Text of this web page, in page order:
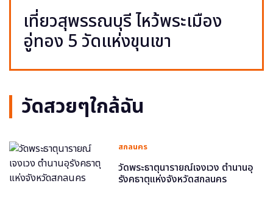
เที่ยวสุพรรณบุรี ไหว้พระเมือง
อู่ทอง 5 วัดแห่งขุนเขา
วัดสวยๆใกล้ฉัน
สกลนคร
วัดพระธาตุนารายณ์เจงเวง ตำนานอุ
รังคธาตุแห่งจังหวัดสกลนคร